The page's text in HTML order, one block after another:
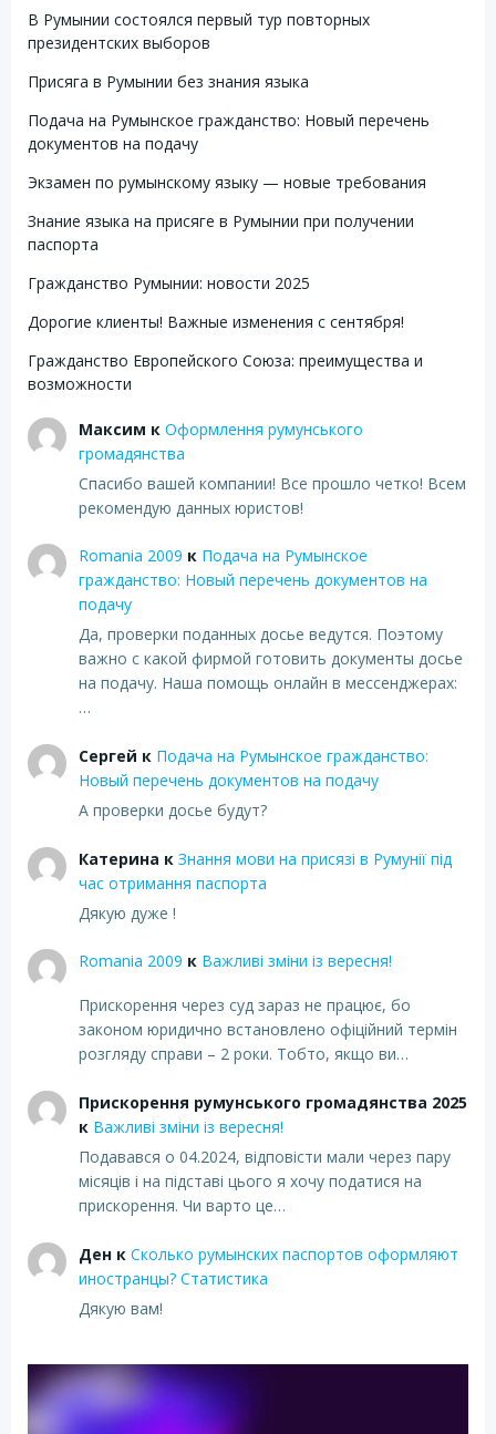
В Румынии состоялся первый тур повторных
президентских выборов
Присяга в Румынии без знания языка
Подача на Румынское гражданство: Новый перечень
документов на подачу
Экзамен по румынскому языку — новые требования
Знание языка на присяге в Румынии при получении
паспорта
Гражданство Румынии: новости 2025
Дорогие клиенты! Важные изменения с сентября!
Гражданство Европейского Союза: преимущества и
возможности
Максим к Оформлення румунського
громадянства
Спасибо вашей компании! Все прошло четко! Всем
рекомендую данных юристов!
Romania 2009 к Подача на Румынское
гражданство: Новый перечень документов на
подачу
Да, проверки поданных досье ведутся. Поэтому
важно с какой фирмой готовить документы досье
на подачу. Наша помощь онлайн в мессенджерах:
…
Сергей к Подача на Румынское гражданство:
Новый перечень документов на подачу
А проверки досье будут?
Катерина к Знання мови на присязі в Румунії під
час отримання паспорта
Дякую дуже !
Romania 2009 к Важливі зміни із вересня!
Прискорення через суд зараз не працює, бо
законом юридично встановлено офіційний термін
розгляду справи – 2 роки. Тобто, якщо ви…
Прискорення румунського громадянства 2025
к Важливі зміни із вересня!
Подавався о 04.2024, відповісти мали через пару
місяців і на підставі цього я хочу податися на
прискорення. Чи варто це…
Денк Сколько румынских паспортов оформляют
иностранцы? Статистика
Дякую вам!